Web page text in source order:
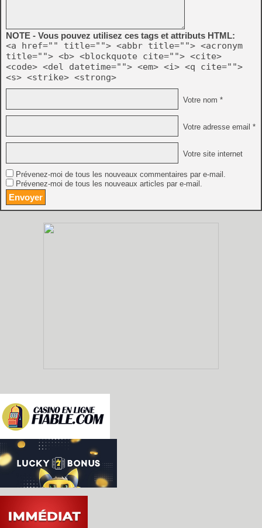
NOTE - Vous pouvez utilisez ces tags et attributs HTML:
<a href="" title=""> <abbr title=""> <acronym
title=""> <b> <blockquote cite=""> <cite>
<code> <del datetime=""> <em> <i> <q cite="">
<s> <strike> <strong>
Votre nom *
Votre adresse email *
Votre site internet
Prévenez-moi de tous les nouveaux commentaires par e-mail.
Prévenez-moi de tous les nouveaux articles par e-mail.